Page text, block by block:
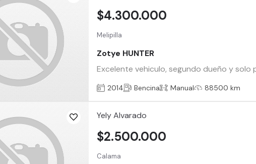
Melipilla
Zotye HUNTER
Excelente vehiculo, segundo dueño y solo
$4.300.000
2014 Bencina Manual 88500 km
Yely Alvarado
Calama
$2.500.000